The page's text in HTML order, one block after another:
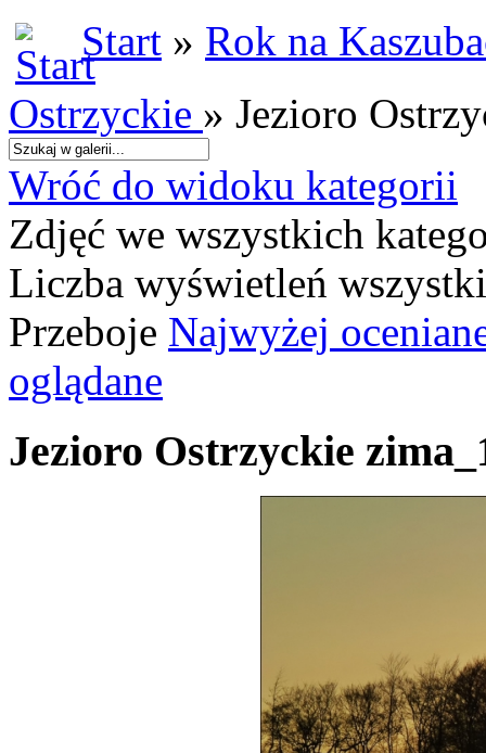
Start » Rok na
Ostrzyckie » Jezioro
Wróć do widoku kategorii
Zdjęć we wszystkich
Liczba wyświetleń
Przeboje Najwyżej
oglądane
Jezioro Ostrzyckie